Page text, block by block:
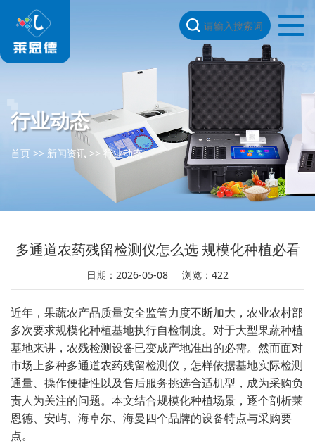
行业动态
首页 >> 新闻资讯 >>行业动态
多通道农药残留检测仪怎么选 规模化种植必看
日期：2026-05-08 浏览：422
近年，果蔬农产品质量安全监管力度不断加大，农业农村部
多次要求规模化种植基地执行自检制度。对于大型果蔬种植
基地来讲，农残检测设备已变成产地准出的必需。然而面对
市场上多种多通道农药残留检测仪，怎样依据基地实际检测
通量、操作便捷性以及售后服务挑选合适机型，成为采购负
责人为关注的问题。本文结合规模化种植场景，逐个剖析莱
恩德、安屿、海卓尔、海曼四个品牌的设备特点与采购要
点。